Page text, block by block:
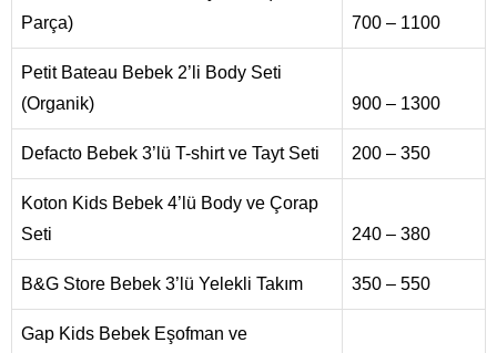
Parça)
700 – 1100
Petit Bateau Bebek 2’li Body Seti
(Organik)
900 – 1300
Defacto Bebek 3’lü T-shirt ve Tayt Seti 200 – 350
Koton Kids Bebek 4’lü Body ve Çorap
Seti
240 – 380
B&G Store Bebek 3’lü Yelekli Takım 350 – 550
Gap Kids Bebek Eşofman ve